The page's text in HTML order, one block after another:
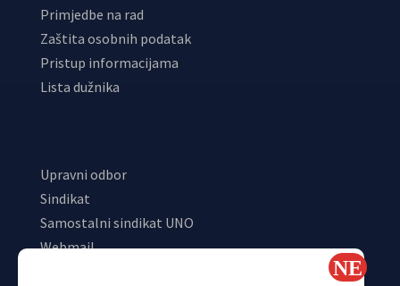
Primjedbe na rad
Zaštita osobnih podatak
Pristup informacijama
Lista dužnika
Upravni odbor
Sindikat
Samostalni sindikat UNO
Webmail